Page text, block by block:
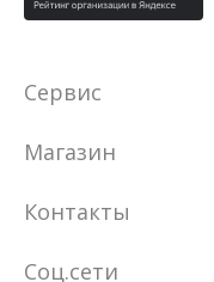
Сервис
Магазин
Контакты
Соц.сети